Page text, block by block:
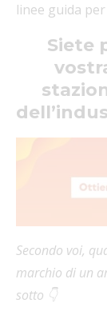
linee guida
Siete
Secondo voi,
marchio di un
sotto 👇